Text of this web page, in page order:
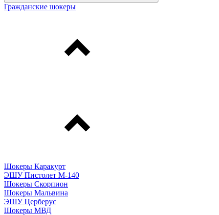
Гражданские шокеры
Шокеры Каракурт
ЭШУ Пистолет М-140
Шокеры Скорпион
Шокеры Мальвина
ЭШУ Церберус
Шокеры МВД